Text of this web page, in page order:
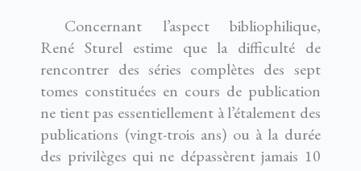
Concernant l’aspect bibliophilique,
René Sturel estime que la difficulté de
rencontrer des séries complètes des sept
tomes constituées en cours de publication
ne tient pas essentiellement à l’étalement des
publications (vingt-trois ans) ou à la durée
des privilèges qui ne dépassèrent jamais 10